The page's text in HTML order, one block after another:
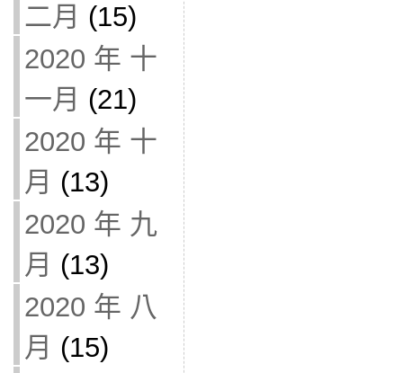
二月 (15)
2020 年 十
一月 (21)
2020 年 十
月 (13)
2020 年 九
月 (13)
2020 年 八
月 (15)